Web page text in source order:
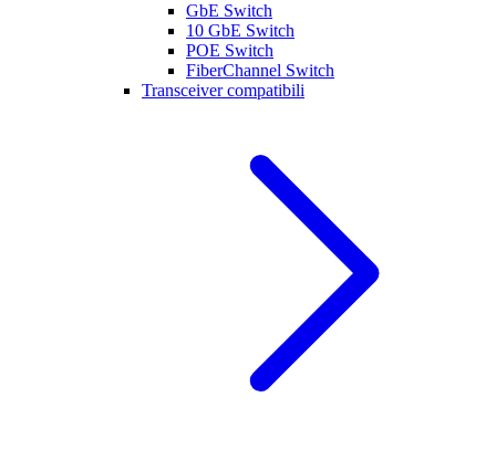
GbE Switch
10 GbE Switch
POE Switch
FiberChannel Switch
Transceiver compatibili